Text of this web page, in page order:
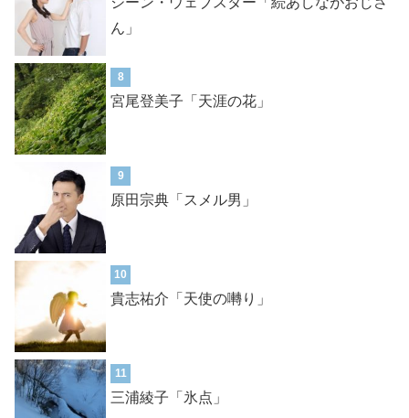
ん」
8
宮尾登美子「天涯の花」
9
原田宗典「スメル男」
10
貴志祐介「天使の囀り」
11
三浦綾子「氷点」